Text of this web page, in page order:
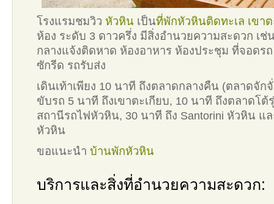
โรงแรมชมวิว หัวหิน เป็นที่พักหัวหินติดทะเล เขา
ห้อง ระดับ 3 ดาวครึ่ง มีสิ่งอำนวยความสะดวก เช่
กลางแจ้งติดหาด ห้องอาหาร ห้องประชุม ที่จอดร
ซักรีด รถรับส่ง
เดินเท้าเพียง 10 นาที ถึงตลาดกลางคืน (ตลาดจัก
ขับรถ 5 นาที ถึงเขาตะเกียบ, 10 นาที ถึงตลาดโต้
สถานีรถไฟหัวหิน, 30 นาที ถึง Santorini หัวหิน แล
หัวหิน
ขอแนะนำ บ้านพักหัวหิน
บริการและสิ่งที่อำนวยความสะดวก: